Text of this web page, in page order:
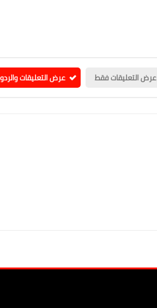
عرض التعليقات فقط عرض التعليقات